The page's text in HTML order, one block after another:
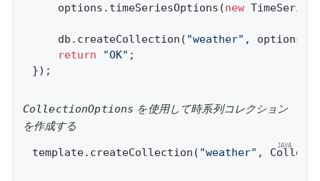
    options.timeSeriesOptions(
new
    db.createCollection(
"weather" , options);
return
"OK" ;
});
CollectionOptions を使用して時系列コレクション
を作成する
template.createCollection( "weather" ,